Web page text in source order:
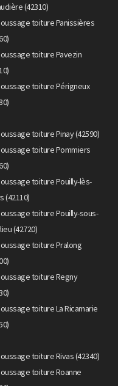
(42310)
toiture Panissières
toiture Pavezin
toiture Périgneux
toiture Pinay (42590)
toiture Pommiers
toiture Pouilly-lès-
(42110)
toiture Pouilly-sous-
(42720)
toiture Pralong
toiture Regny
toiture La Ricamarie
toiture Rivas (42340)
toiture Roanne